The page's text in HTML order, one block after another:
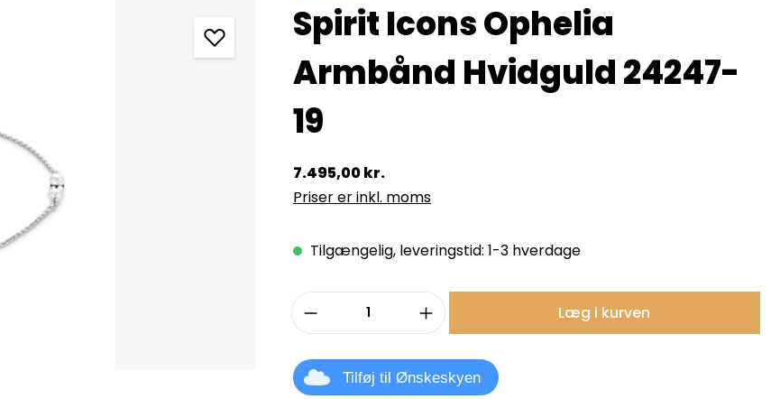
Spirit Icons Ophelia
Armbånd Hvidguld 24247-
19
7.495,00 kr.
Priser er inkl. moms
Tilgængelig, leveringstid: 1-3 hverdage
Produktmængde: Indtast det ønskede
Læg i kurven
Tilføj til Ønskeskyen